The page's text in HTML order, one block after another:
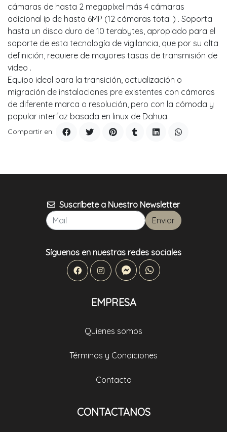
cámaras de hasta 2 megapíxel más 4 cámaras
adicional ip de hasta 6MP (12 cámaras total ) . Soporta
hasta un disco duro de 10 terabytes, apropiado para el
soporte de esta tecnología de vigilancia, que por su alta
definición, requiere de mayores tasas de transmisión de
video .
Equipo ideal para la transición, actualización o
migración de instalaciones pre existentes con cámaras
de diferente marca o resolución, pero con la cómoda y
popular interfaz basada en linux de Dahua.
Compartir en:
Suscríbete a Nuestro Newsletter
Enviar
Síguenos en nuestras redes sociales
EMPRESA
Quienes somos
Términos y Condiciones
Contacto
CONTACTANOS